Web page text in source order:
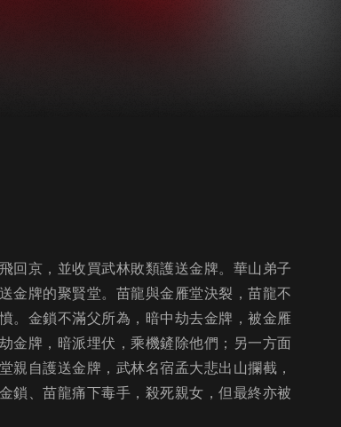
回京，並收買武林敗類護送金牌。華山弟子
金牌的聚賢堂。苗龍與金雁堂決裂，苗龍不
。金鎖不滿父所為，暗中劫去金牌，被金雁
金牌，暗派埋伏，乘機鏟除他們；另一方面
親自護送金牌，武林名宿孟大悲出山攔截，
鎖、苗龍痛下毒手，殺死親女，但最終亦被